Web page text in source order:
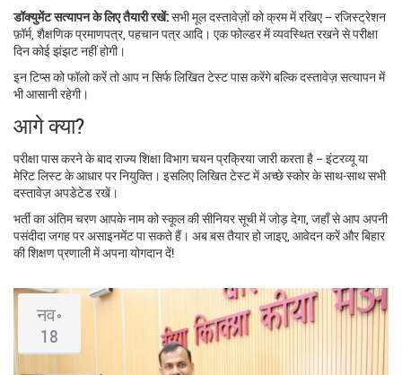
डॉक्युमेंट सत्यापन के लिए तैयारी रखें:सभी मूल दस्तावेज़ों को क्रम में रखिए – रजिस्ट्रेशन
फ़ॉर्म, शैक्षणिक प्रमाणपत्र, पहचान पत्र आदि। एक फोल्डर में व्यवस्थित रखने से परीक्षा
दिन कोई झंझट नहीं होगी।
इन टिप्स को फॉलो करें तो आप न सिर्फ लिखित टेस्ट पास करेंगे बल्कि दस्तावेज़ सत्यापन में
भी आसानी रहेगी।
आगे क्या?
परीक्षा पास करने के बाद राज्य शिक्षा विभाग चयन प्रक्रिया जारी करता है – इंटरव्यू या
मेरिट लिस्ट के आधार पर नियुक्ति। इसलिए लिखित टेस्ट में अच्छे स्कोर के साथ-साथ सभी
दस्तावेज़ अपडेटेड रखें।
भर्ती का अंतिम चरण आपके नाम को स्कूल की सीनियर सूची में जोड़ देगा, जहाँ से आप अपनी
पसंदीदा जगह पर असाइनमेंट पा सकते हैं। अब बस तैयार हो जाइए, आवेदन करें और बिहार
की शिक्षण प्रणाली में अपना योगदान दें!
नव॰
18